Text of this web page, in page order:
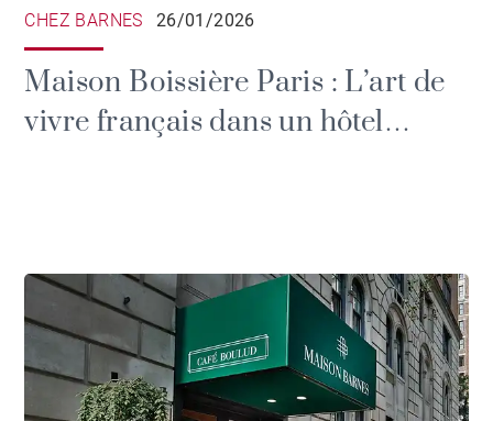
CHEZ BARNES 26/01/2026
Maison Boissière Paris : L’art de
vivre français dans un hôtel